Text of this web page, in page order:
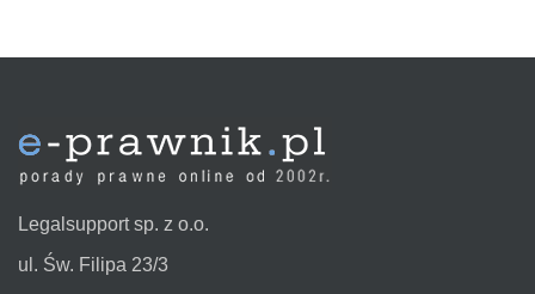
Legalsupport sp. z o.o.
ul. Św. Filipa 23/3